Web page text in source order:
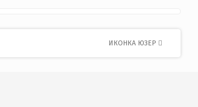
ИКОНКА ЮЗЕР